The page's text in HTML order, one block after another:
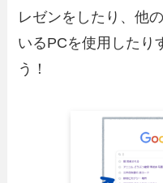
レゼンをしたり、他
いるPCを使用したり
う！